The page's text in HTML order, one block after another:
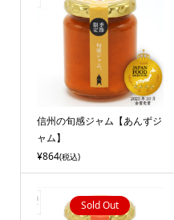
信州の旬感ジャム【あんずジ
ャム】
¥864(税込)
Sold Out